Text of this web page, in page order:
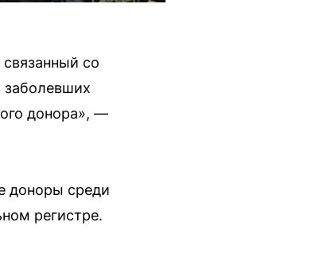
со
заболевших
донора», —
доноры среди
регистре.